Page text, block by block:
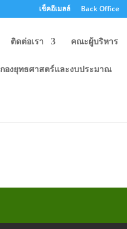
เช็คอีเมลล์ Back Office
ติดต่อเรา คณะผู้บริหาร
กองยุทธศาสตร์และงบประมาณ